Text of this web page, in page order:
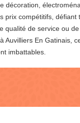
décoration,
prix compétitifs, défiant
qualité de service ou
Auvilliers En Gatinais,
imbattables.